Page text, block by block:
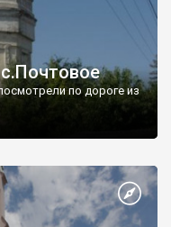
по дороге из